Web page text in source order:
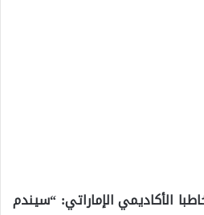
الأكاديمي الإماراتي: “سيندم